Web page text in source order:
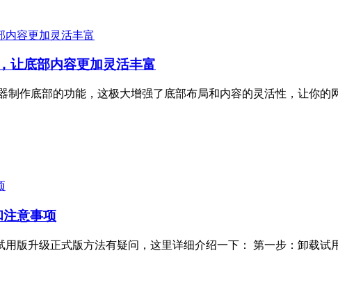
让底部内容更加灵活丰富
制作底部的功能，这极大增强了底部布局和内容的灵活性，让你
注意事项
用版升级正式版方法有疑问，这里详细介绍一下： 第一步：卸载